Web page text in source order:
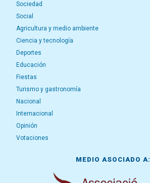
Sociedad
Social
Agricultura y medio ambiente
Ciencia y tecnología
Deportes
Educación
Fiestas
Turismo y gastronomía
Nacional
Internacional
Opinión
Votaciones
MEDIO ASOCIADO A: